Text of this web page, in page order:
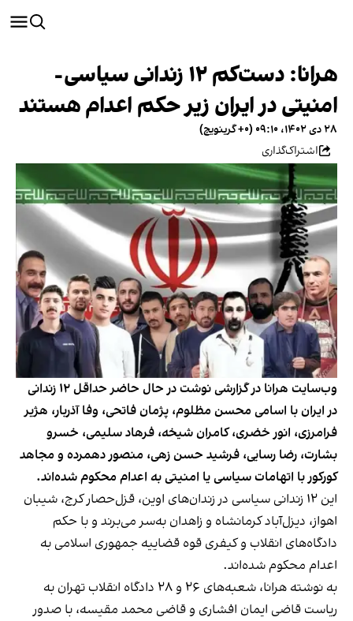
هرانا: دست‌کم ۱۲ زندانی سیاسی-
امنیتی در ایران زیر حکم اعدام هستند
۲۸ دی ۱۴۰۲، ۰۹:۱۰ (‎+۰ گرینویچ)
اشتراک‌گذاری
وب‌سایت هرانا در گزارشی نوشت در حال حاضر حداقل ۱۲ زندانی
در ایران با اسامی محسن مظلوم، پژمان فاتحی، وفا آذربار، هژیر
فرامرزی، انور خضری، کامران شیخه، فرهاد سلیمی، خسرو
بشارت، رضا رسایی، فرشید حسن زهی، منصور دهمرده و مجاهد
کورکور با اتهامات سیاسی یا امنیتی به اعدام محکوم شده‌اند.
این ۱۲ زندانی سیاسی در زندان‌های اوین، قزل‌حصار کرج، شیبان
اهواز، دیزل‌آباد کرمانشاه و زاهدان به‌سر می‌برند و با حکم
دادگاه‌های انقلاب و کیفری قوه قضاییه جمهوری اسلامی به
اعدام محکوم شده‌اند.
به نوشته هرانا، شعبه‌های ۲۶ و ۲۸ دادگاه انقلاب تهران به
ریاست قاضی ایمان افشاری و قاضی محمد مقیسه، با صدور